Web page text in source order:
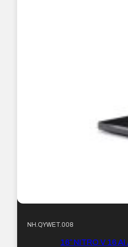
NH.QYWET.008
16″ NITRO V 16